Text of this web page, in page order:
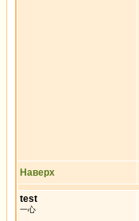
Наверх
test
一心